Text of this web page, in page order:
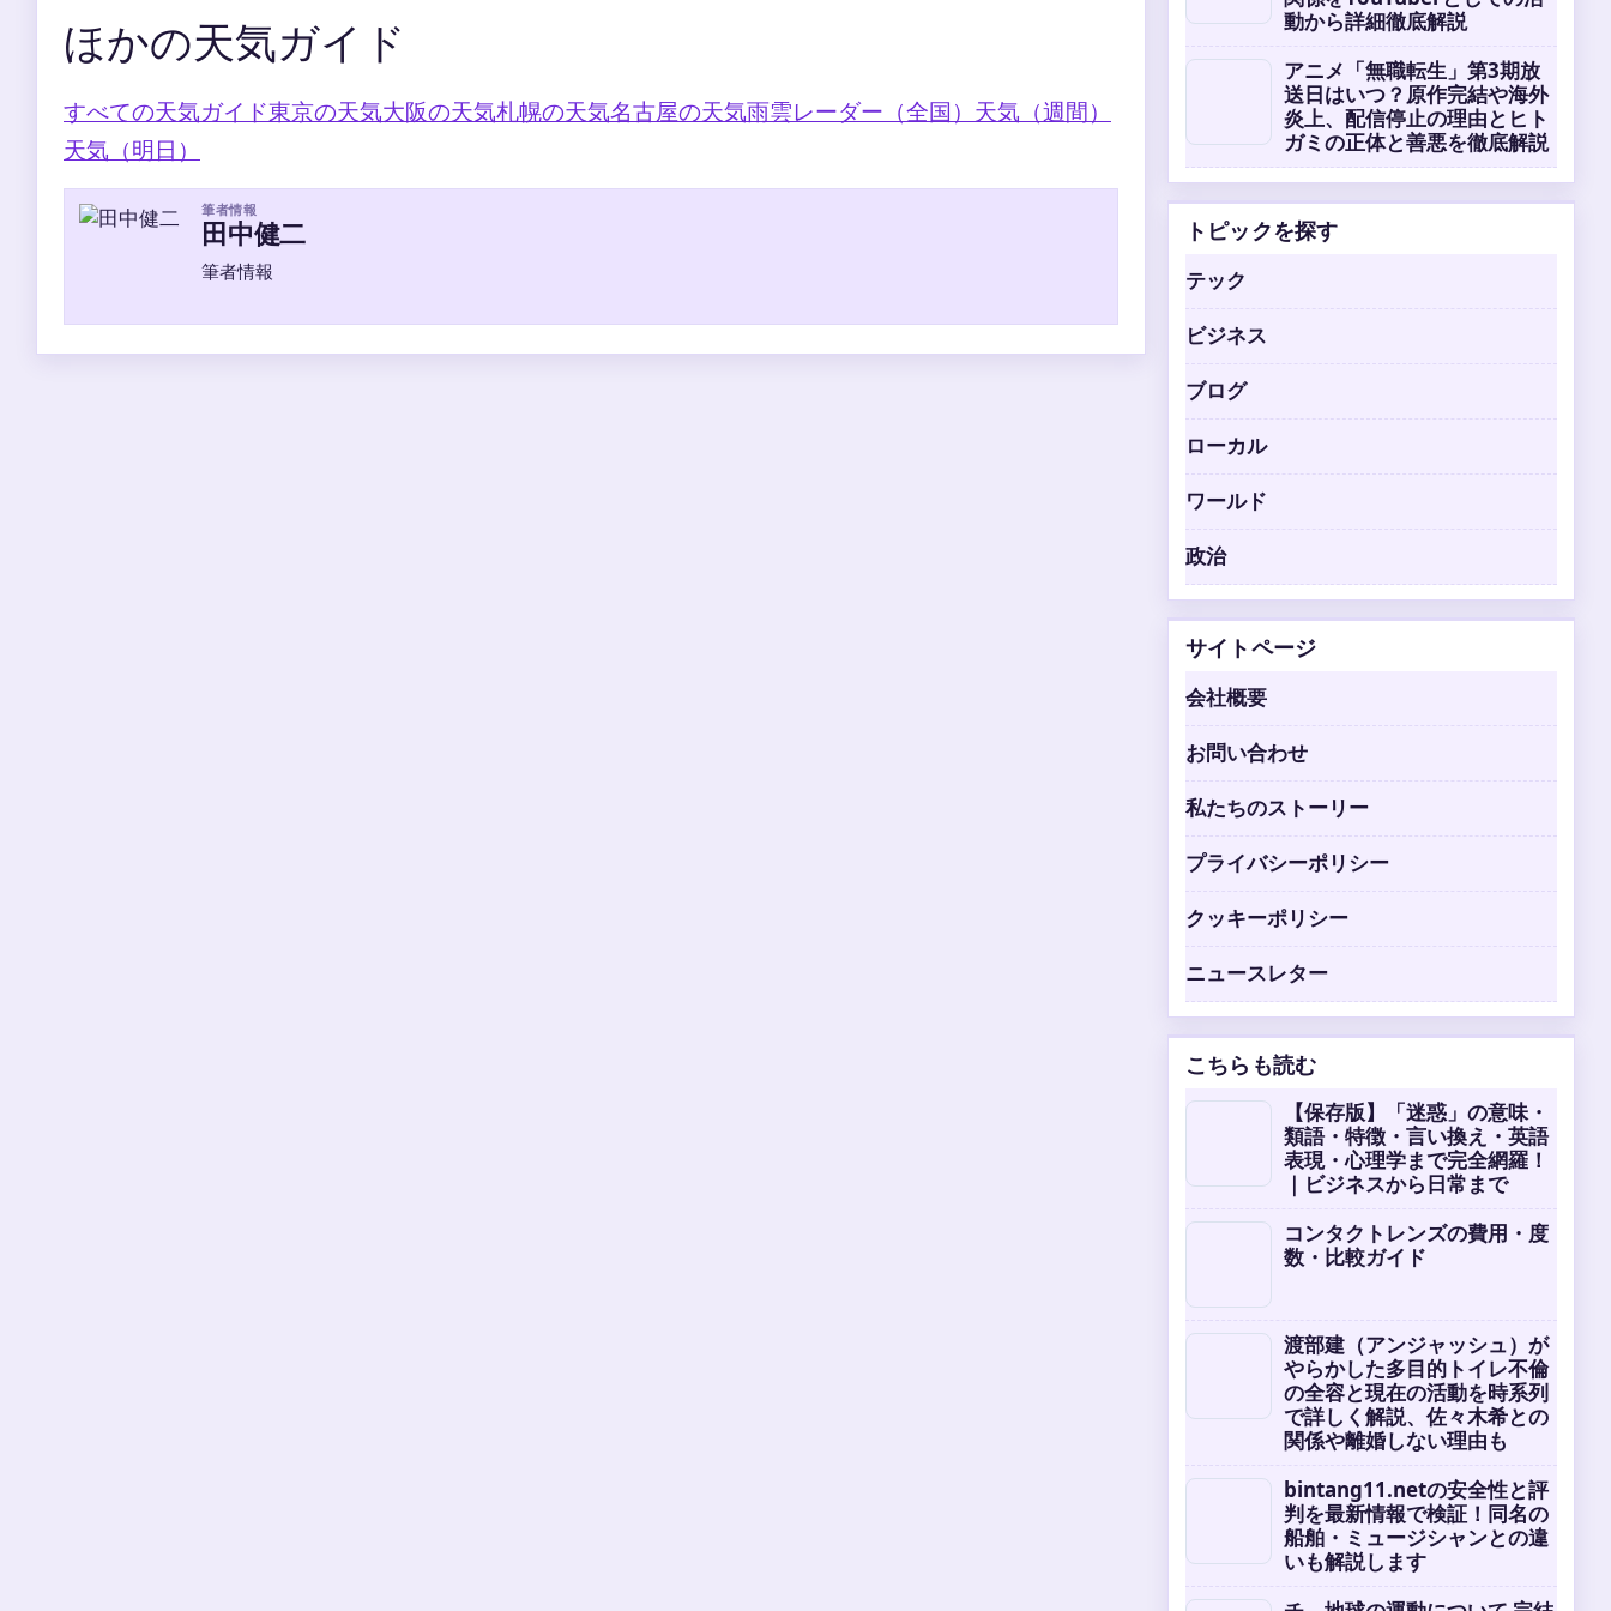
ほかの天気ガイド
すべての天気ガイド東京の天気大阪の天気札幌の天気名古屋の天気雨雲レーダー（全国） 天気（週間）
天気（明日）
筆者情報
田中健二
筆者情報
動から詳細徹底解説
アニメ「無職転生」第3期放
送日はいつ？原作完結や海外
炎上、配信停止の理由とヒト
ガミの正体と善悪を徹底解説
トピックを探す
テック
ビジネス
ブログ
ローカル
ワールド
政治
サイトページ
会社概要
お問い合わせ
私たちのストーリー
プライバシーポリシー
クッキーポリシー
ニュースレター
こちらも読む
【保存版】「迷惑」の意味・
類語・特徴・言い換え・英語
表現・心理学まで完全網羅！
｜ビジネスから日常まで
コンタクトレンズの費用・度
数・比較ガイド
渡部建（アンジャッシュ）が
やらかした多目的トイレ不倫
の全容と現在の活動を時系列
で詳しく解説、佐々木希との
関係や離婚しない理由も
bintang11.netの安全性と評
判を最新情報で検証！同名の
船舶・ミュージシャンとの違
いも解説します